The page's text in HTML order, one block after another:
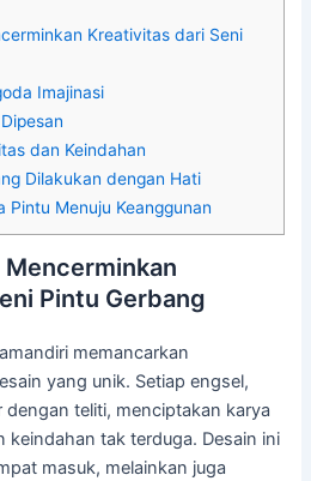
Kreativitas dari Seni
Imajinasi
dan Keindahan
Dilakukan dengan Hati
Pintu Menuju Keanggunan
Mencerminkan
Pintu Gerbang
memancarkan
yang unik. Setiap engsel,
teliti, menciptakan karya
keindahan tak terduga. Desain ini
masuk, melainkan juga